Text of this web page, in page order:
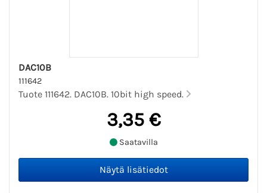
DAC10B
111642
Tuote 111642. DAC10B. 10bit high speed.
3,35 €
Saatavilla